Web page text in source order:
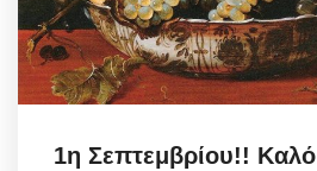
1η Σεπτεμβρίου!! Καλό